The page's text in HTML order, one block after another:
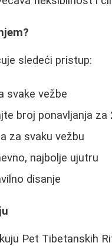
sledeći pristup:
svake vežbe
broj ponavljanja za
za svaku vežbu
najbolje ujutru
disanje
Pet Tibetanskih